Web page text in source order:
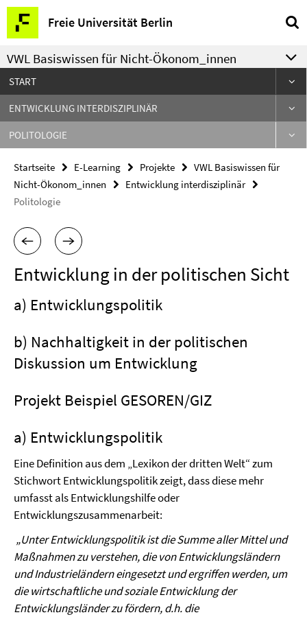
Springe
direkt
zu
Inhalt
Freie Universität Berlin
Service-
Navigation
VWL Basiswissen für Nicht-Ökonom_innen
START
ENTWICKLUNG INTERDISZIPLINÄR
POLITOLOGIE
Startseite E-Learning Projekte
VWL Basiswissen für
Nicht-Ökonom_innen
Entwicklung interdisziplinär
Politologie
Entwicklung in der politischen Sicht
a) Entwicklungspolitik
b) Nachhaltigkeit in der politischen
Diskussion um Entwicklung
Projekt Beispiel GESOREN/GIZ
a) Entwicklungspolitik
Eine Definition aus dem „Lexikon der dritten Welt“ zum
Stichwort Entwicklungspolitik zeigt, dass diese mehr
umfasst als Entwicklungshilfe oder
Entwicklungszusammenarbeit:
„Unter Entwicklungspolitik ist die Summe aller Mittel und
Maßnahmen zu verstehen, die von Entwicklungsländern
und Industrieländern eingesetzt und ergriffen werden, um
die wirtschaftliche und soziale Entwicklung der
Entwicklungsländer zu fördern, d.h. die